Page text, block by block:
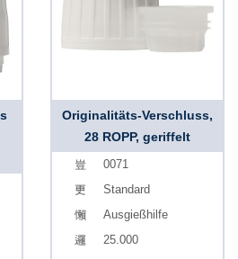
Originalitäts-Verschluss,
28 ROPP, geriffelt
0071
Standard
Ausgießhilfe
25.000